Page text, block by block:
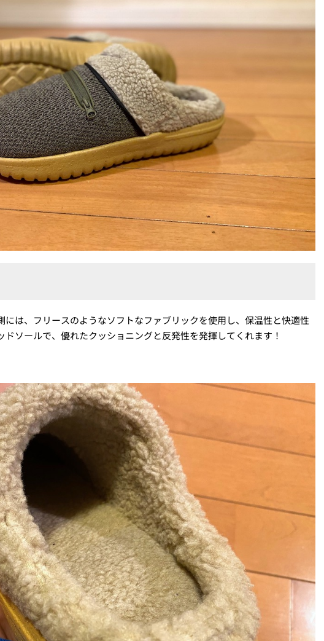
は、フリースのようなソフトなファブリックを使用し、保温性と快適性
ソールで、優れたクッショニングと反発性を発揮してくれます！